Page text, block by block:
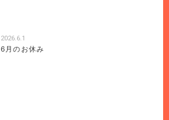
2026.6.1
6月のお休み